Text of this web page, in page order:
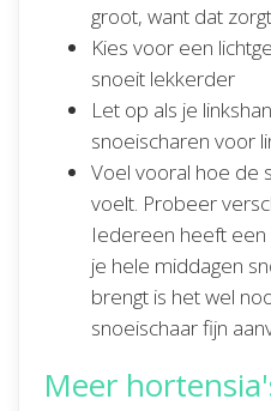
groot, want dat
Kies voor een
snoeit lekkerder
Let op als je
snoeischaren voor
Voel vooral hoe de
voelt. Probeer
Iedereen heeft
je hele middagen
brengt is het wel
snoeischaar fijn
Meer